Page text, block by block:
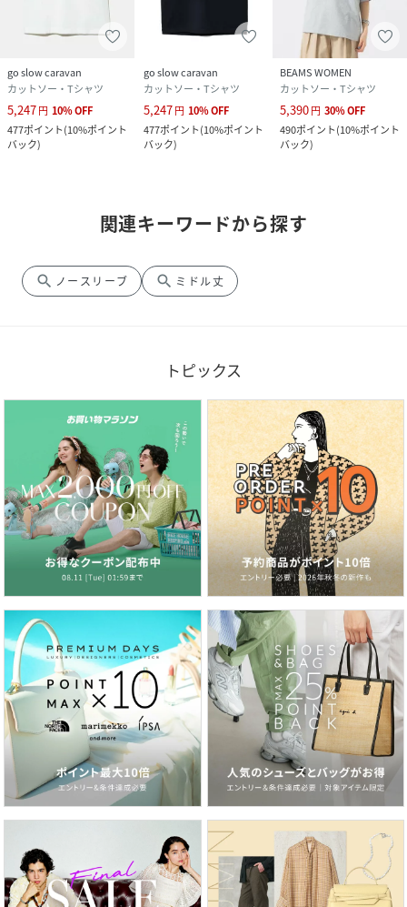
go slow caravan
カットソー・Tシャツ
5,247円 10%OFF
477ポイント(10%ポイント
バック)
go slow caravan
カットソー・Tシャツ
5,247円 10%OFF
477ポイント(10%ポイント
バック)
BEAMS WOMEN
カットソー・Tシャツ
5,390円 30%OFF
490ポイント(10%ポイント
バック)
関連キーワードから探す
search ノースリーブ search ミドル丈
トピックス